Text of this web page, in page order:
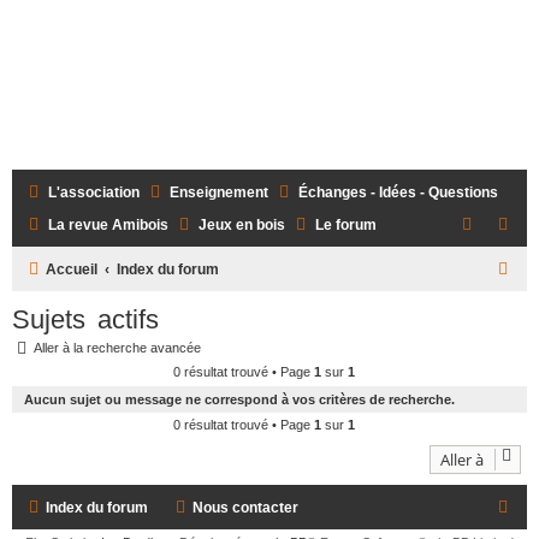
L'association Enseignement
Échanges - Idées - Questions
La revue Amibois
Jeux en bois Le forum
Accueil Index du forum
h
Sujets actifs
Aller à la recherche avancée
0 résultat trouvé • Page 1 sur 1
Aucun sujet ou message ne correspond à vos critères de recherche.
0 résultat trouvé • Page 1 sur 1
Aller à
Index du forum Nous contacter